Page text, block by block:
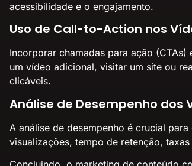
acessibilidade e o engajamento.
Uso de Call-to-Action nos
Incorporar chamadas para ação
um vídeo adicional, visitar um site ou
clicáveis.
Análise de Desempenho dos
A análise de desempenho é crucial
visualizações, tempo de retenção,